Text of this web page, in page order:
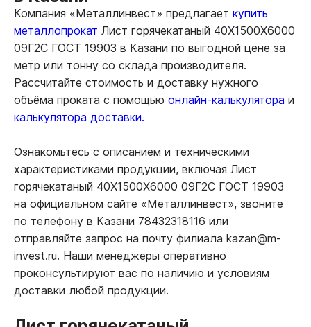
Компания «Металлинвест» предлагает купить
металлопрокат Лист горячекатаный 40Х1500Х6000
09Г2С ГОСТ 19903 в Казани по выгодной цене за
метр или тонну со склада производителя.
Рассчитайте стоимость и доставку нужного
объёма проката с помощью онлайн-калькулятора и
калькулятора доставки.
Ознакомьтесь с описанием и техническими
характеристиками продукции, включая Лист
горячекатаный 40Х1500Х6000 09Г2С ГОСТ 19903
на официальном сайте «Металлинвест», звоните
по телефону в Казани 78432318116 или
отправляйте запрос на почту филиала kazan@m-
invest.ru. Наши менеджеры оперативно
проконсультируют вас по наличию и условиям
доставки любой продукции.